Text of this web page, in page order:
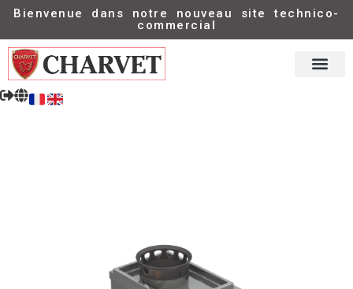
Bienvenue dans notre nouveau site technico-
commercial